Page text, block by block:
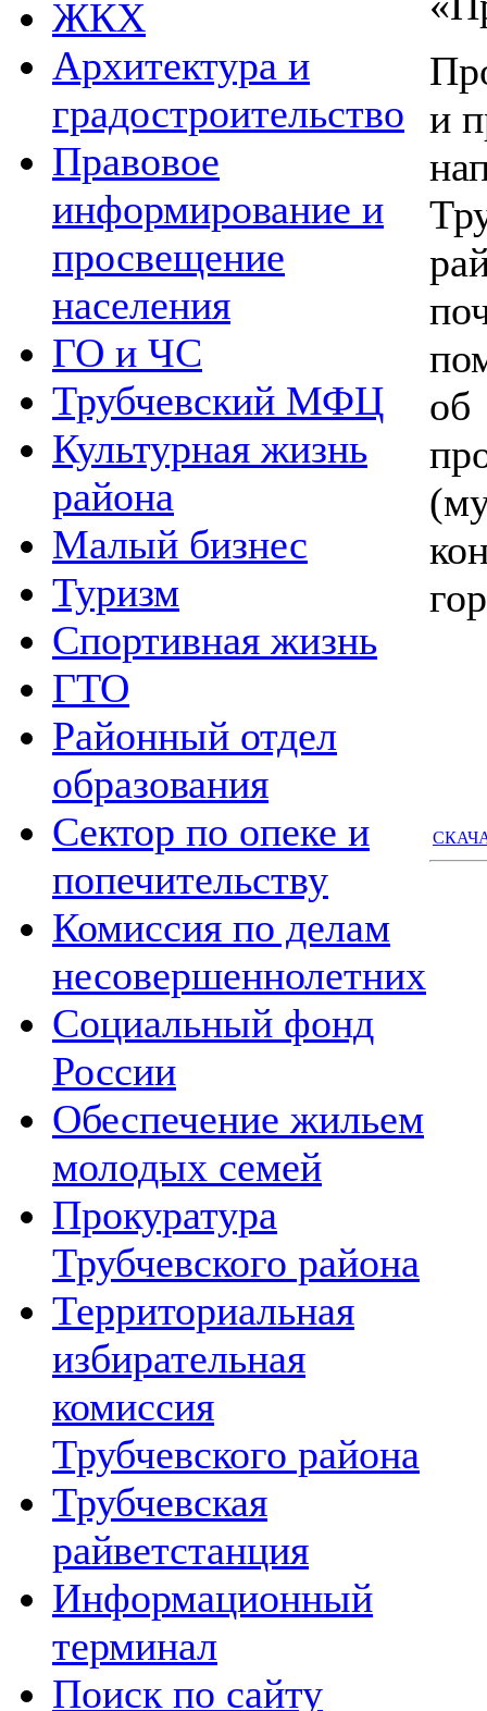
ЖКХ
Архитектура и
градостроительство
Правовое
информирование и
просвещение
населения
ГО и ЧС
Трубчевский МФЦ
Культурная жизнь
района
Малый бизнес
Туризм
Спортивная жизнь
ГТО
Районный отдел
образования
Сектор по опеке и
попечительству
Комиссия по делам
несовершеннолетних
Социальный фонд
России
Обеспечение жильем
молодых семей
Прокуратура
Трубчевского района
Территориальная
избирательная
комиссия
Трубчевского района
Трубчевская
райветстанция
Информационный
терминал
Поиск по сайту
и